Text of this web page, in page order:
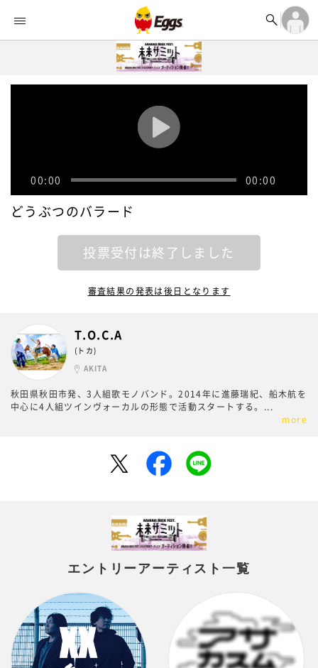


ランキング 
記事 

ログイン
アカウント登録
00:00 00:00
どうぶつのバラード
投票受付は終了しました
審査結果の発表は後日となります
T.O.C.A
(トカ)
AKITA
秋田県秋田市発、3人組歌モノバンド。2014年に進藤瑞紀、船木航を
中心に4人組ツインヴォーカルの形態で活動スタートする。 ...
more
エントリーアーティスト一覧